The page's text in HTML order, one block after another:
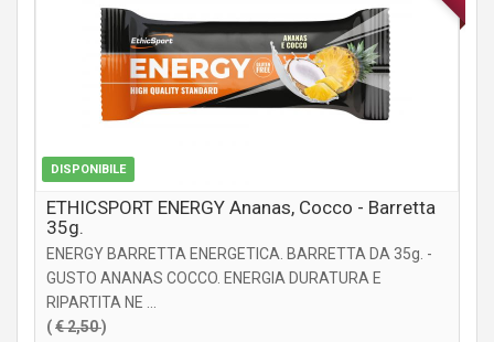
DISPONIBILE
ETHICSPORT ENERGY Ananas, Cocco - Barretta
35g.
ENERGY BARRETTA ENERGETICA. BARRETTA DA 35g. -
GUSTO ANANAS COCCO. ENERGIA DURATURA E
RIPARTITA NE ...
(€ 2,50)